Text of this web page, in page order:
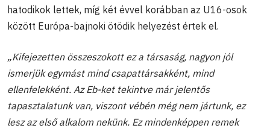
hatodikok lettek, míg két évvel korábban az U16-osok
között Európa-bajnoki ötödik helyezést értek el.
„Kifejezetten összeszokott ez a társaság, nagyon jól
ismerjük egymást mind csapattársakként, mind
ellenfelekként. Az Eb-ket tekintve már jelentős
tapasztalatunk van, viszont vébén még nem jártunk, ez
lesz az első alkalom nekünk. Ez mindenképpen remek